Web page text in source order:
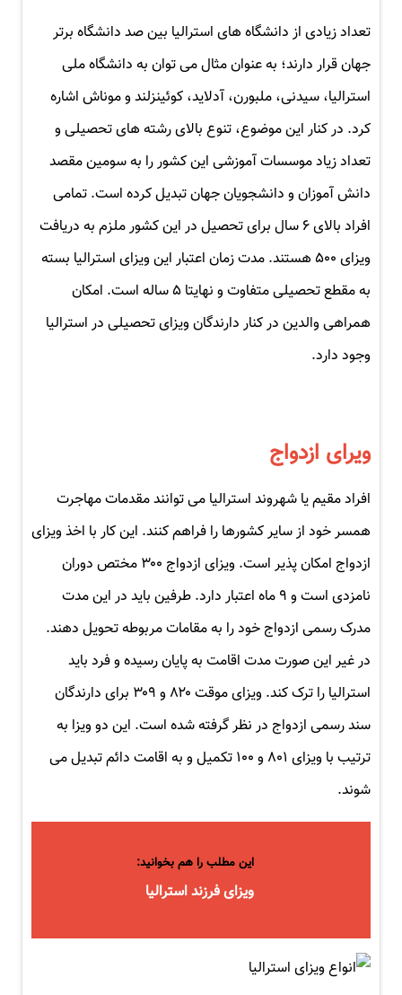
تعداد زیادی از دانشگاه های استرالیا بین صد دانشگاه برتر
جهان قرار دارند؛ به عنوان مثال می توان به دانشگاه ملی
استرالیا، سیدنی، ملبورن، آدلاید، کوئینزلند و موناش اشاره
کرد. در کنار این موضوع، تنوع بالای رشته های تحصیلی و
تعداد زیاد موسسات آموزشی این کشور را به سومین مقصد
دانش آموزان و دانشجویان جهان تبدیل کرده است. تمامی
افراد بالای ۶ سال برای تحصیل در این کشور ملزم به دریافت
ویزای ۵۰۰ هستند. مدت زمان اعتبار این ویزای استرالیا بسته
به مقطع تحصیلی متفاوت و نهایتا ۵ ساله است. امکان
همراهی والدین در کنار دارندگان ویزای تحصیلی در استرالیا
وجود دارد.
ویرای ازدواج
افراد مقیم یا شهروند استرالیا می توانند مقدمات مهاجرت
همسر خود از سایر کشورها را فراهم کنند. این کار با اخذ ویزای
ازدواج امکان پذیر است. ویزای ازدواج ۳۰۰ مختص دوران
نامزدی است و ۹ ماه اعتبار دارد. طرفین باید در این مدت
مدرک رسمی ازدواج خود را به مقامات مربوطه تحویل دهند.
در غیر این صورت مدت اقامت به پایان رسیده و فرد باید
استرالیا را ترک کند. ویزای موقت ۸۲۰ و ۳۰۹ برای دارندگان
سند رسمی ازدواج در نظر گرفته شده است. این دو ویزا به
ترتیب با ویزای ۸۰۱ و ۱۰۰ تکمیل و به اقامت دائم تبدیل می
شوند.
این مطلب را هم بخوانید:
ویزای فرزند استرالیا